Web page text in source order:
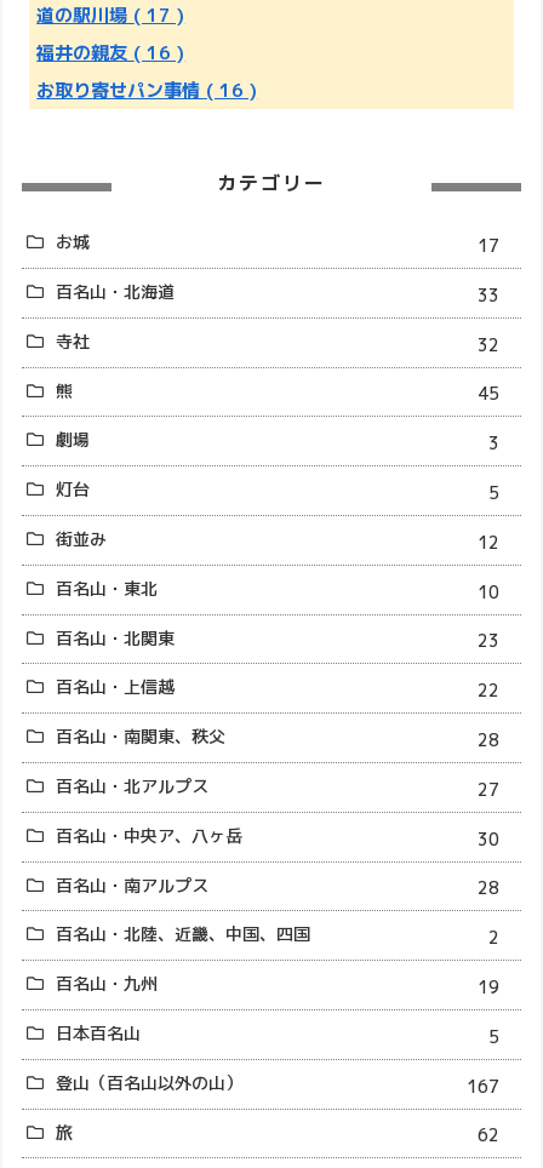
道の駅川場 ( 17 )
福井の親友 ( 16 )
お取り寄せパン事情 ( 16 )
カテゴリー
お城
17
百名山・北海道
33
寺社
32
熊
45
劇場
3
灯台
5
街並み
12
百名山・東北
10
百名山・北関東
23
百名山・上信越
22
百名山・南関東、秩父
28
百名山・北アルプス
27
百名山・中央ア、八ヶ岳
30
百名山・南アルプス
28
百名山・北陸、近畿、中国、四国
2
百名山・九州
19
日本百名山
5
登山（百名山以外の山）
167
旅
62